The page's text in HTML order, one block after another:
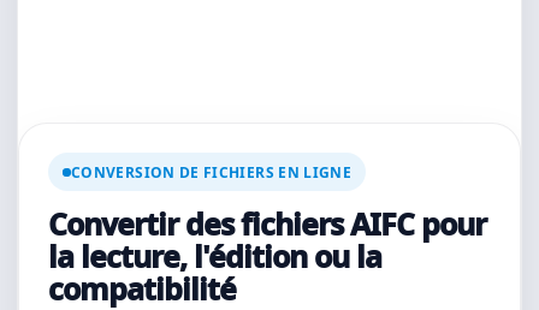
CONVERSION DE FICHIERS EN LIGNE
Convertir des fichiers AIFC pour
la lecture, l'édition ou la
compatibilité